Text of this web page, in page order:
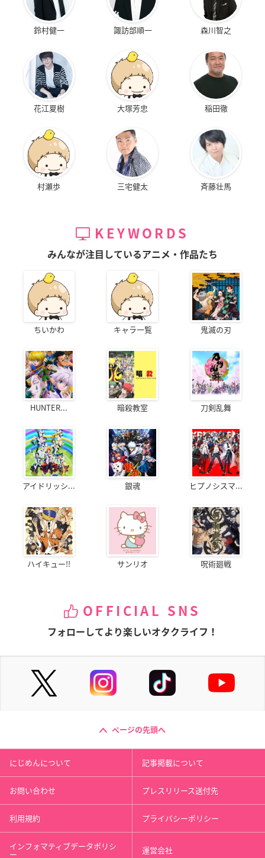
鈴村健一 諏訪部順一 森川智之
花江夏樹 大塚芳忠 稲田徹
村瀬歩 三宅健太 斉藤壮馬
KEYWORDS
みんなが注目しているアニメ・作品たち
ちいかわ キャラ一覧 鬼滅の刃
HUNTER... 暗殺教室 刀剣乱舞
アイドリッシ... 銀魂 ヒプノシスマ...
ハイキュー!! サンリオ 呪術廻戦
OFFICIAL SNS
フォローしてより楽しいオタクライフ！
ページの先頭へ
にじめんについて 記事掲載について
お問い合わせ プレスリリース送付先
利用規約 プライバシーポリシー
インフォマティブデータポリシ
ー 運営会社